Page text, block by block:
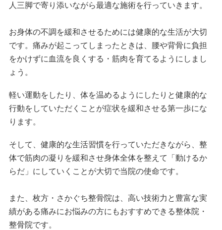
人三脚で寄り添いながら最適な施術を行っていきます。
お身体の不調を緩和させるためには健康的な生活が大切
です。痛みが起こってしまったときは、腰や背骨に負担
をかけずに血流を良くする・筋肉を育てるようにしまし
ょう。
軽い運動をしたり、体を温めるようにしたりと健康的な
行動をしていただくことが症状を緩和させる第一歩にな
ります。
そして、健康的な生活習慣を行っていただきながら、整
体で筋肉の凝りを緩和させ身体全体を整えて「動けるか
らだ」にしていくことが大切で当院の使命です。
また、枚方・さかぐち整骨院は、高い技術力と豊富な実
績がある痛みにお悩みの方にもおすすめできる整体院・
整骨院です。